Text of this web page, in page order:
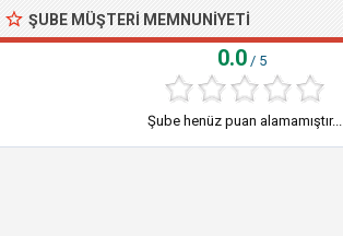
ŞUBE MÜŞTERI MEMNUNIYETI
0.0 / 5
Şube henüz puan alamamıştır...